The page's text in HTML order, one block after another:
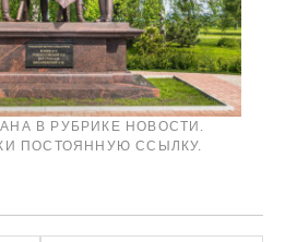
В РУБРИКЕ НОВОСТИ .
ПОСТОЯННУЮ ССЫЛКУ.